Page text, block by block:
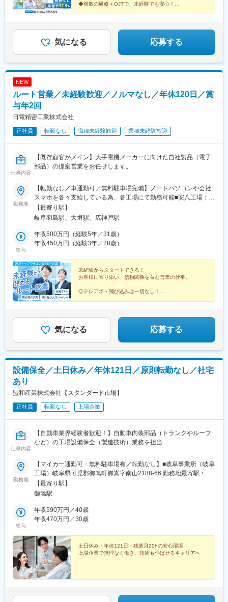
◆複数の研修＋OJTで、未経験でも安心！
気になる 応募する
NEW
ルート営業／未経験歓迎／ノルマなし／年休120日／賞
与年2回
日電精密工業株式会社
正社員 転勤なし 職種未経験歓迎 業種未経験歓迎
仕事内容
【既存顧客がメイン】大手電機メーカーに向けた自社製品（電子
部品）の提案営業をお任せします。
勤務地
【転勤なし／車通勤可／無料駐車場完備】ノートパソコンや会社
スマホを各々支給している為、各工場にて勤務可能■安八工場：岐
阜県安八郡安八町牧字南長田4660大垣駅より車で15分■本社工
場：岐阜県大垣市三塚町336-1大垣駅より車で5分■神戸工場：岐
【最寄り駅】
岐阜羽島駅、大垣駅、広神戸駅
給与
年収500万円（経験5年／31歳）
年収450万円（経験3年／28歳）
未経験からスタートできる！
お客様に寄り添い、信頼関係を育む営業の仕事。
◎テレアポ・飛び込みは一切なし！
◎金曜日はノー残業デー
◎平均勤続年数22.7年
気になる 応募する
設備保全／土日休み／年休121日／原則転勤なし／社宅
あり
盟和産業株式会社【スタンダード市場】
正社員 転勤なし 上場企業
仕事内容
【自動車業界経験者歓迎！】自動車内装部品（トランクやルーフ
など）の工場設備保全（製造技術）業務を担当
勤務地
【マイカー通勤可・無料駐車場有／転勤なし】■岐阜事業所（岐阜
工場）岐阜県可児郡御嵩町御嵩字南山2188-66 勤務地最寄駅：名
鉄広見線／御嵩駅※受動喫煙対策：屋内全面禁煙
【最寄り駅】
御嵩駅
給与
年収590万円／40歳
年収470万円／30歳
土日休み・年休121日・残業月20hの安心環境
上場企業で無理なく働き、技術も伸ばせるキャリアへ